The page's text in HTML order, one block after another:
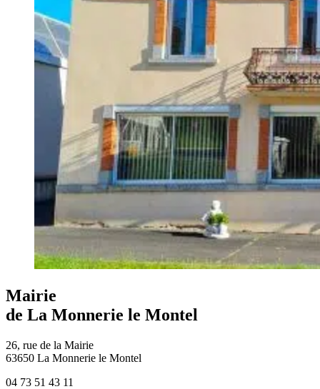
Mairie
de La Monnerie le Montel
26, rue de la Mairie
63650 La Monnerie le Montel
04 73 51 43 11